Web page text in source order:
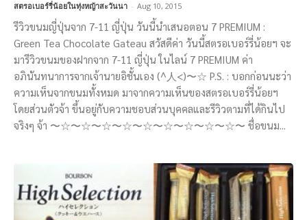
สตรอเบอร์รี่น้อยในทุ่งหญ้าสะวันนา - Aug 10, 2015
รีวิวขนมญี่ปุ่นจาก 7-11 ญี่ปุ่น วันนี้นำเสนอตอน 7 PREMIUM :
Green Tea Chocolate Gateau สวัสดีค่า วันนี้สตรอเบอร์รี่น้อยฯ จะ
มารีวิวขนมของฝากจาก 7-11 ญี่ปุ่น ในไลน์ 7 PREMIUM ค่า
อภินันทนาการจากเจ้านายอิชั้นเอง (^人<)〜☆ P.S. : บอกก่อนนะว่า
ความเห็นจากขนมทั้งหมด มาจากความเห็นของสตรอเบอร์รี่น้อยฯ
โดยส่วนตัวจ้า ขึ้นอยู่กับความชอบส่วนบุคคลและรีวิวตามที่ได้กินไป
จริงๆ จ้า 〜☆〜☆〜☆〜☆〜☆〜☆〜☆〜☆〜☆〜 ชื่อขนม...